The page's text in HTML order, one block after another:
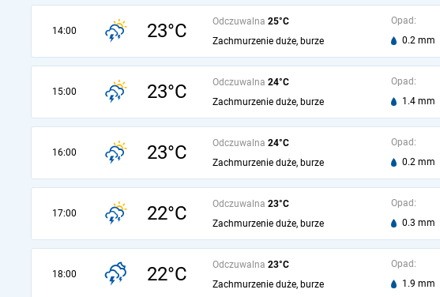
14:00 23°C Odczuwalna 25°C
Zachmurzenie duże, burze
Opad:
0.2 mm
15:00 23°C Odczuwalna 24°C
Zachmurzenie duże, burze
Opad:
1.4 mm
16:00 23°C Odczuwalna 24°C
Zachmurzenie duże, burze
Opad:
0.2 mm
17:00 22°C Odczuwalna 23°C
Zachmurzenie duże, burze
Opad:
0.3 mm
18:00 22°C Odczuwalna 23°C
Zachmurzenie duże, burze
Opad:
1.9 mm